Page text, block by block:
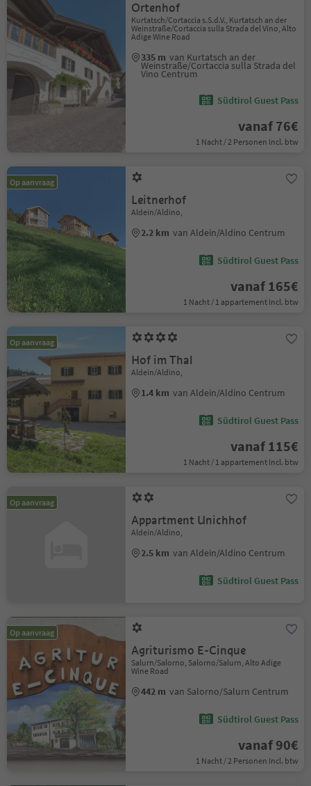
Ortenhof
Kurtatsch/Cortaccia s.S.d.V., Kurtatsch an der
Weinstraße/Cortaccia sulla Strada del Vino, Alto
Adige Wine Road
335 m van Kurtatsch an der
Weinstraße/Cortaccia sulla Strada del
Vino Centrum
Südtirol Guest Pass
vanaf 76€
1 Nacht / 2 Personen Incl. btw
Op aanvraag
Leitnerhof
Aldein/Aldino,
2.2 km van Aldein/Aldino Centrum
Südtirol Guest Pass
vanaf 165€
1 Nacht / 1 appartement Incl. btw
Op aanvraag
Hof im Thal
Aldein/Aldino,
1.4 km van Aldein/Aldino Centrum
Südtirol Guest Pass
vanaf 115€
1 Nacht / 1 appartement Incl. btw
Op aanvraag
Appartment Unichhof
Aldein/Aldino,
2.5 km van Aldein/Aldino Centrum
Südtirol Guest Pass
Op aanvraag
Agriturismo E-Cinque
Salurn/Salorno, Salorno/Salurn, Alto Adige
Wine Road
442 m van Salorno/Salurn Centrum
Südtirol Guest Pass
vanaf 90€
1 Nacht / 2 Personen Incl. btw